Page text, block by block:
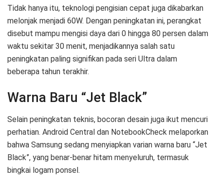
Tidak hanya itu, teknologi pengisian cepat juga dikabarkan
melonjak menjadi 60W. Dengan peningkatan ini, perangkat
disebut mampu mengisi daya dari 0 hingga 80 persen dalam
waktu sekitar 30 menit, menjadikannya salah satu
peningkatan paling signifikan pada seri Ultra dalam
beberapa tahun terakhir.
Warna Baru “Jet Black”
Selain peningkatan teknis, bocoran desain juga ikut mencuri
perhatian. Android Central dan NotebookCheck melaporkan
bahwa Samsung sedang menyiapkan varian warna baru “Jet
Black”, yang benar-benar hitam menyeluruh, termasuk
bingkai logam ponsel.